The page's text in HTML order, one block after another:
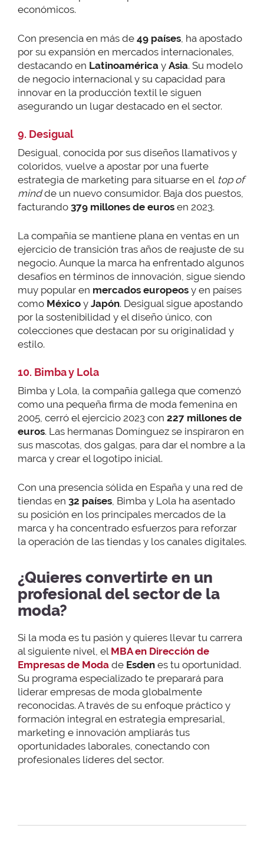
económicos.
Con presencia en más de 49 países , ha apostado
por su expansión en mercados internacionales,
destacando en Latinoamérica y Asia. Su modelo
de negocio internacional y su capacidad para
innovar en la producción textil le siguen
asegurando un lugar destacado en el sector.
9. Desigual
Desigual, conocida por sus diseños llamativos y
coloridos, vuelve a apostar por una fuerte
estrategia de marketing para situarse en el top of
mindde un nuevo consumidor. Baja dos puestos,
facturando 379 millones de euros en 2023.
La compañía se mantiene plana en ventas en un
ejercicio de transición tras años de reajuste de su
negocio. Aunque la marca ha enfrentado algunos
desafíos en términos de innovación, sigue siendo
muy popular en mercados europeos y en países
como México y Japón. Desigual sigue apostando
por la sostenibilidad y el diseño único, con
colecciones que destacan por su originalidad y
estilo.
10. Bimba y Lola
Bimba y Lola, la compañía gallega que comenzó
como una pequeña firma de moda femenina en
2005, cerró el ejercicio 2023 con 227 millones de
euros. Las hermanas Domínguez se inspiraron en
sus mascotas, dos galgas, para dar el nombre a la
marca y crear el logotipo inicial.
Con una presencia sólida en España y una red de
tiendas en 32 países , Bimba y Lola ha asentado
su posición en los principales mercados de la
marca y ha concentrado esfuerzos para reforzar
la operación de las tiendas y los canales digitales.
¿Quieres convertirte en un
profesional del sector de la
moda?
Si la moda es tu pasión y quieres llevar tu carrera
al siguiente nivel, el MBA en Dirección de
Empresas de Moda de Esden es tu oportunidad.
Su programa especializado te preparará para
liderar empresas de moda globalmente
reconocidas. A través de su enfoque práctico y
formación integral en estrategia empresarial,
marketing e innovación ampliarás tus
oportunidades laborales, conectando con
profesionales líderes del sector.